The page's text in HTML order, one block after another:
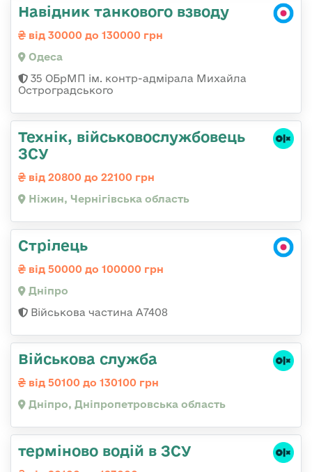
Навідник танкового взводу
від 30000 до 130000 грн
Одеса
35 ОБрМП ім. контр-адмірала Михайла
Остроградського
Технік, військовослужбовець
ЗСУ
від 20800 до 22100 грн
Ніжин, Чернігівська область
Стрілець
від 50000 до 100000 грн
Дніпро
Військова частина А7408
Військова служба
від 50100 до 130100 грн
Дніпро, Дніпропетровська область
терміново водій в ЗСУ